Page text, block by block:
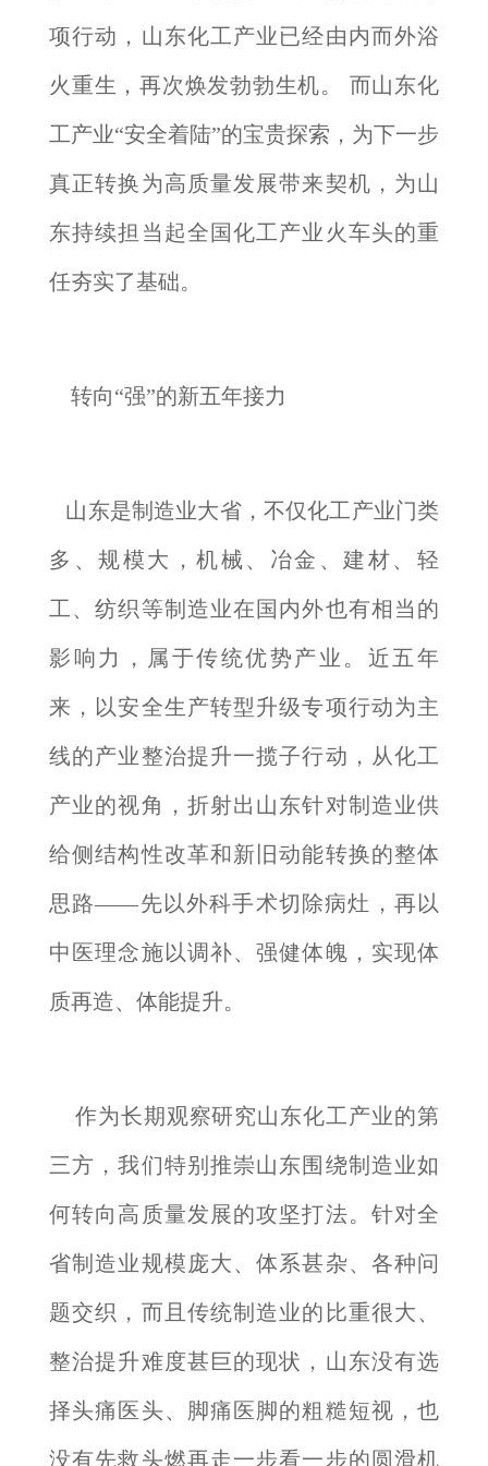
项行动，山东化工产业已经由内而外浴
火重生，再次焕发勃勃生机。 而山东化
工产业“安全着陆”的宝贵探索，为下一步
真正转换为高质量发展带来契机，为山
东持续担当起全国化工产业火车头的重
任夯实了基础。
转向“强”的新五年接力
山东是制造业大省，不仅化工产业门类
多、规模大，机械、冶金、建材、轻
工、纺织等制造业在国内外也有相当的
影响力，属于传统优势产业。近五年
来，以安全生产转型升级专项行动为主
线的产业整治提升一揽子行动，从化工
产业的视角，折射出山东针对制造业供
给侧结构性改革和新旧动能转换的整体
思路——先以外科手术切除病灶，再以
中医理念施以调补、强健体魄，实现体
质再造、体能提升。
作为长期观察研究山东化工产业的第
三方，我们特别推崇山东围绕制造业如
何转向高质量发展的攻坚打法。针对全
省制造业规模庞大、体系甚杂、各种问
题交织，而且传统制造业的比重很大、
整治提升难度甚巨的现状，山东没有选
择头痛医头、脚痛医脚的粗糙短视，也
没有先救头燃再走一步看一步的圆滑机